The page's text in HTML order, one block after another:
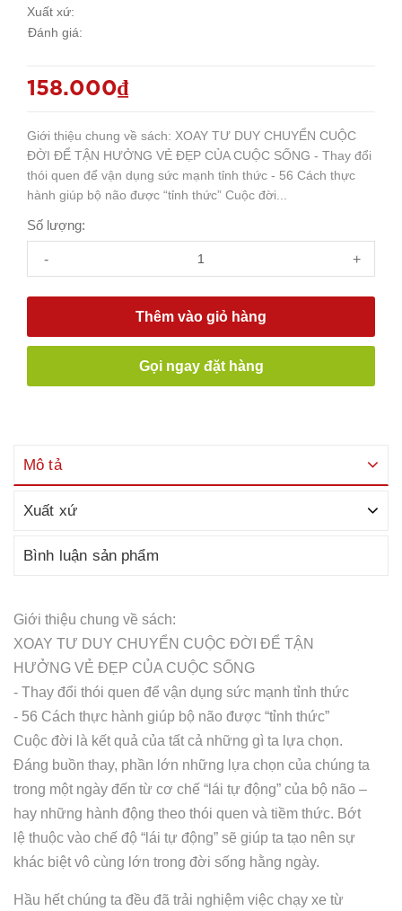
Xuất xứ:
Đánh giá:
158.000₫
Giới thiệu chung về sách: XOAY TƯ DUY CHUYỂN CUỘC
ĐỜI ĐỂ TẬN HƯỞNG VẺ ĐẸP CỦA CUỘC SỐNG - Thay đổi
thói quen để vận dụng sức mạnh tỉnh thức - 56 Cách thực
hành giúp bộ não được “tỉnh thức” Cuộc đời...
Số lượng:
- +
Thêm vào giỏ hàng
Gọi ngay đặt hàng
Mô tả
Xuất xứ
Bình luận sản phẩm
Giới thiệu chung về sách:
XOAY TƯ DUY CHUYỂN CUỘC ĐỜI ĐỂ TẬN
HƯỞNG VẺ ĐẸP CỦA CUỘC SỐNG
- Thay đổi thói quen để vận dụng sức mạnh tỉnh thức
- 56 Cách thực hành giúp bộ não được “tỉnh thức”
Cuộc đời là kết quả của tất cả những gì ta lựa chọn.
Đáng buồn thay, phần lớn những lựa chọn của chúng ta
trong một ngày đến từ cơ chế “lái tự động” của bộ não –
hay những hành động theo thói quen và tiềm thức. Bớt
lệ thuộc vào chế độ “lái tự động” sẽ giúp ta tạo nên sự
khác biệt vô cùng lớn trong đời sống hằng ngày.
Hầu hết chúng ta đều đã trải nghiệm việc chạy xe từ